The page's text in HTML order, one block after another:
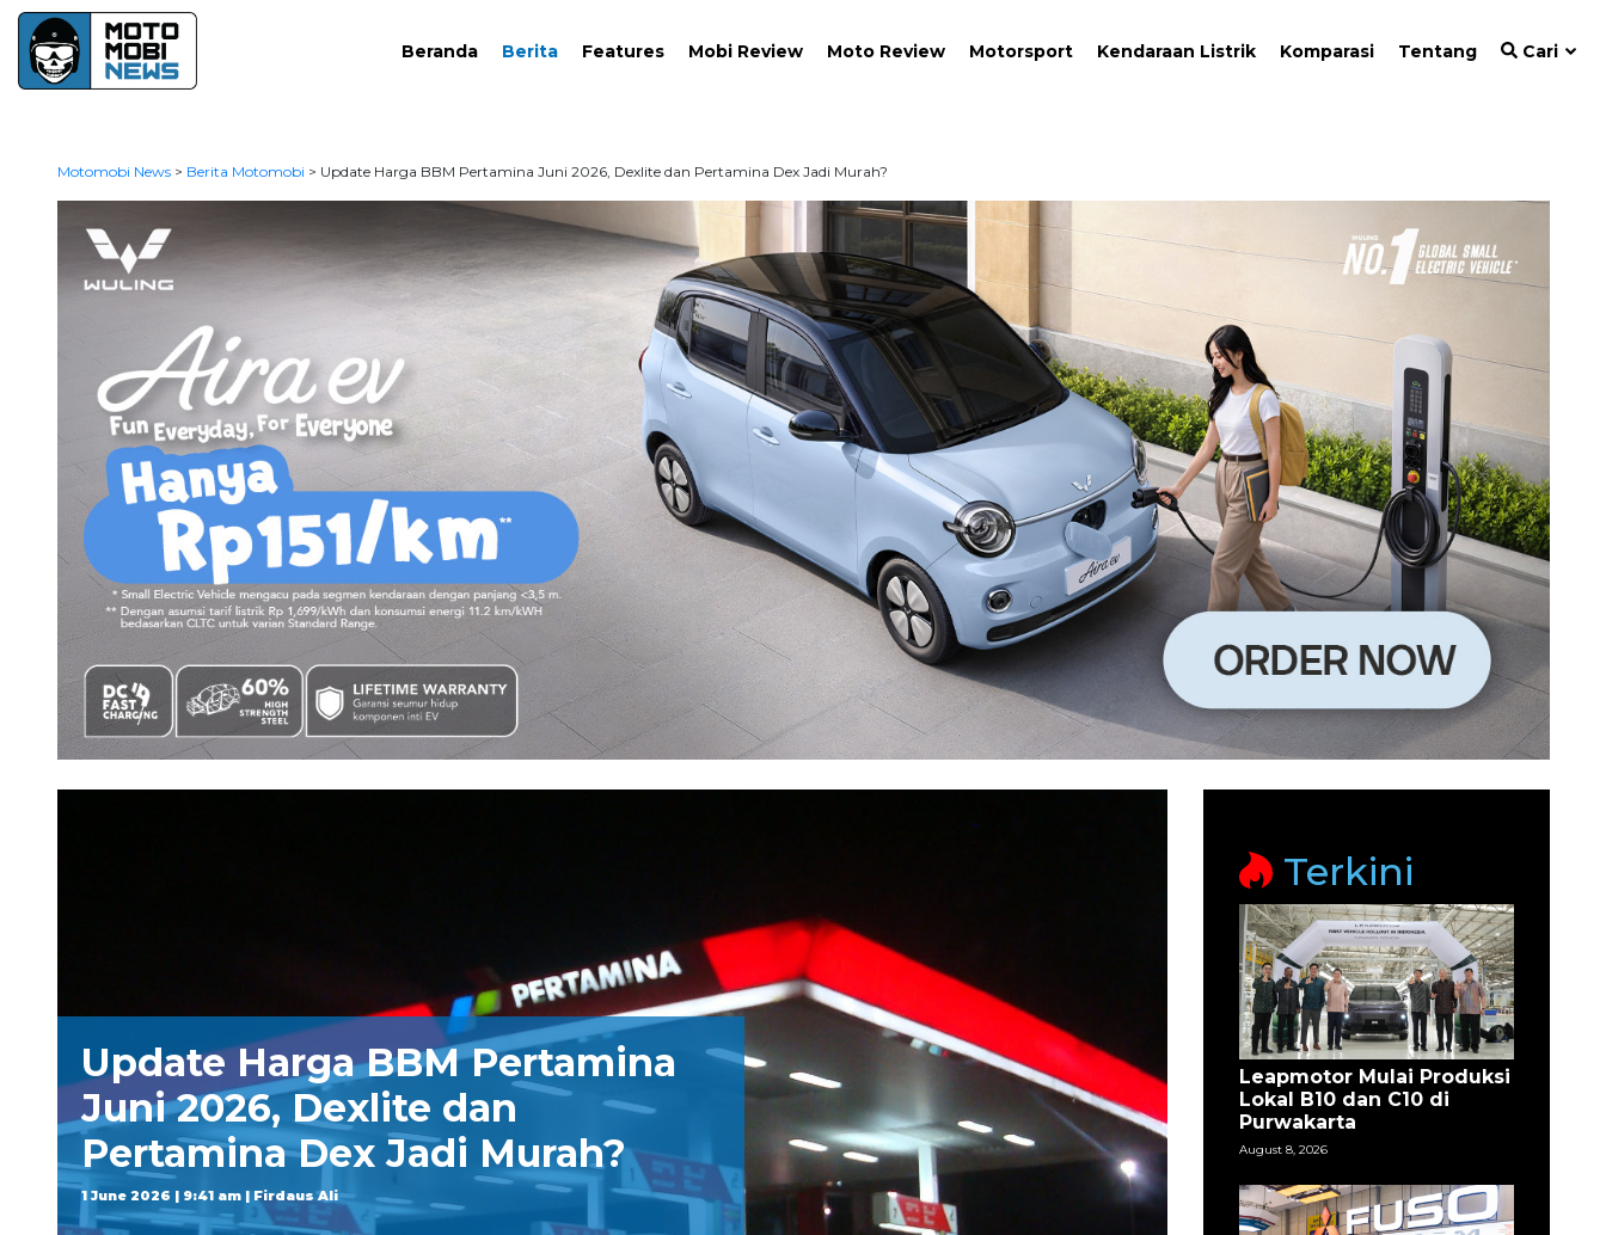
Beranda Berita Features Mobi Review Moto Review Motorsport Kendaraan Listrik Komparasi Tentang Cari
Motomobi News> Berita Motomobi > Update Harga BBM Pertamina Juni 2026, Dexlite dan Pertamina Dex Jadi Murah?
Update Harga BBM Pertamina
Juni 2026, Dexlite dan
Pertamina Dex Jadi Murah?
1 June 2026 | 9:41 am | Firdaus Ali
Terkini
Leapmotor Mulai Produksi
Lokal B10 dan C10 di
Purwakarta
August 8, 2026